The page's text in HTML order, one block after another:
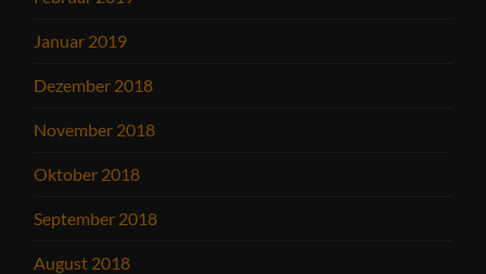
Januar 2019
Dezember 2018
November 2018
Oktober 2018
September 2018
August 2018